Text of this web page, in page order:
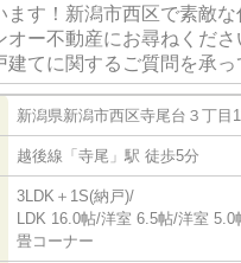
ます！新潟市西区で素敵
オー不動産にお尋ねくだ
建てに関するご質問を承
新潟県新潟市西区寺尾台 ３丁目
越後線 「 寺尾 」駅 徒歩5分
3LDK＋1S(納戸)/
LDK 16.0帖/洋室 6.5帖/洋室 5.0
畳コーナー